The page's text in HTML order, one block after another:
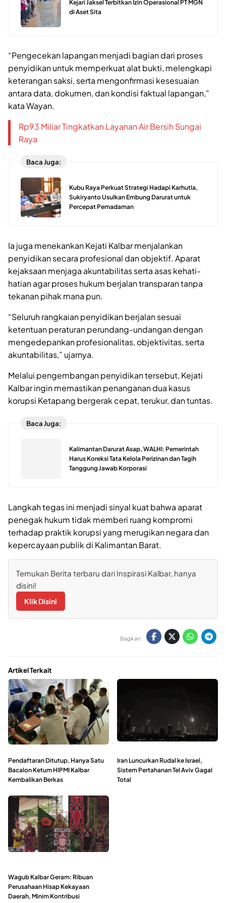
Kejari Jaksel Terbitkan Izin Operasional PT MGN
di Aset Sita
“Pengecekan lapangan menjadi bagian dari proses
penyidikan untuk memperkuat alat bukti, melengkapi
keterangan saksi, serta mengonfirmasi kesesuaian
antara data, dokumen, dan kondisi faktual lapangan,”
kata Wayan.
Rp93 Miliar Tingkatkan Layanan Air Bersih Sungai
Raya
Baca Juga:
Kubu Raya Perkuat Strategi Hadapi Karhutla,
Sukiryanto Usulkan Embung Darurat untuk
Percepat Pemadaman
Ia juga menekankan Kejati Kalbar menjalankan
penyidikan secara profesional dan objektif. Aparat
kejaksaan menjaga akuntabilitas serta asas kehati-
hatian agar proses hukum berjalan transparan tanpa
tekanan pihak mana pun.
“Seluruh rangkaian penyidikan berjalan sesuai
ketentuan peraturan perundang-undangan dengan
mengedepankan profesionalitas, objektivitas, serta
akuntabilitas,” ujarnya.
Melalui pengembangan penyidikan tersebut, Kejati
Kalbar ingin memastikan penanganan dua kasus
korupsi Ketapang bergerak cepat, terukur, dan tuntas.
Baca Juga:
Kalimantan Darurat Asap, WALHI: Pemerintah
Harus Koreksi Tata Kelola Perizinan dan Tagih
Tanggung Jawab Korporasi
Langkah tegas ini menjadi sinyal kuat bahwa aparat
penegak hukum tidak memberi ruang kompromi
terhadap praktik korupsi yang merugikan negara dan
kepercayaan publik di Kalimantan Barat.
Temukan Berita terbaru dari Inspirasi Kalbar, hanya
disini!
Klik Disini
Bagikan:
Artikel Terkait
Pendaftaran Ditutup, Hanya Satu
Bacalon Ketum HIPMI Kalbar
Kembalikan Berkas
Iran Luncurkan Rudal ke Israel,
Sistem Pertahanan Tel Aviv Gagal
Total
Wagub Kalbar Geram: Ribuan
Perusahaan Hisap Kekayaan
Daerah, Minim Kontribusi